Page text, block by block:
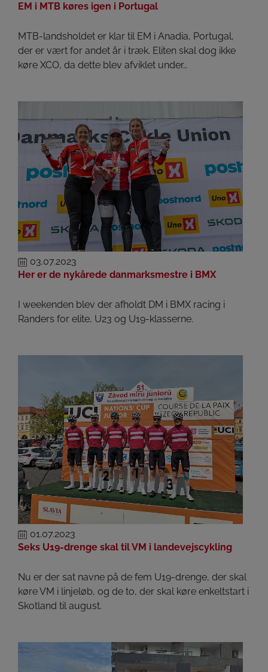
EM i MTB køres igen i Portugal
MTB-landsholdet er klar til EM i Anadia, Portugal,
der er vært for andet år i træk. Eliten skal dog ikke
køre XCO, da dette blev afviklet under…
03.07.2023
Her er de nykårede danmarksmestre i BMX
I weekenden blev der afholdt DM i BMX racing i
Randers for elite, U23 og U19-klasserne.
01.07.2023
Seks U19-drenge skal til VM i landevejscykling
Nu er der sat navne på de fem U19-drenge, der skal
køre VM i linjeløb, og de to, der skal køre enkeltstart i
Skotland til august.